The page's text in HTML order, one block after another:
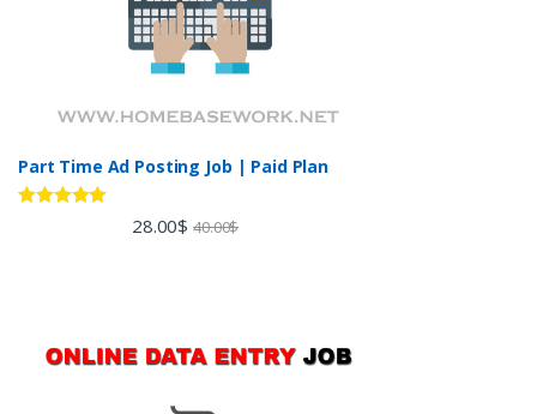
Part Time Ad Posting Job | Paid Plan
28.00$ 40.00$